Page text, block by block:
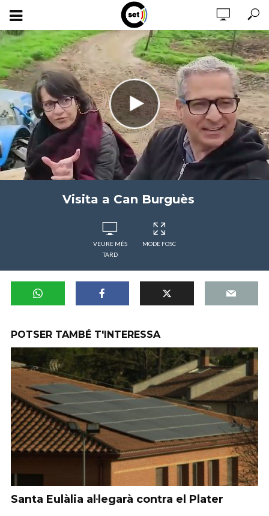
Visita a Can Burguès
VEURE MÉS
TARD
MODE FOSC
POTSER TAMBÉ T'INTERESSA
Santa Eulàlia al·legarà contra el Plater